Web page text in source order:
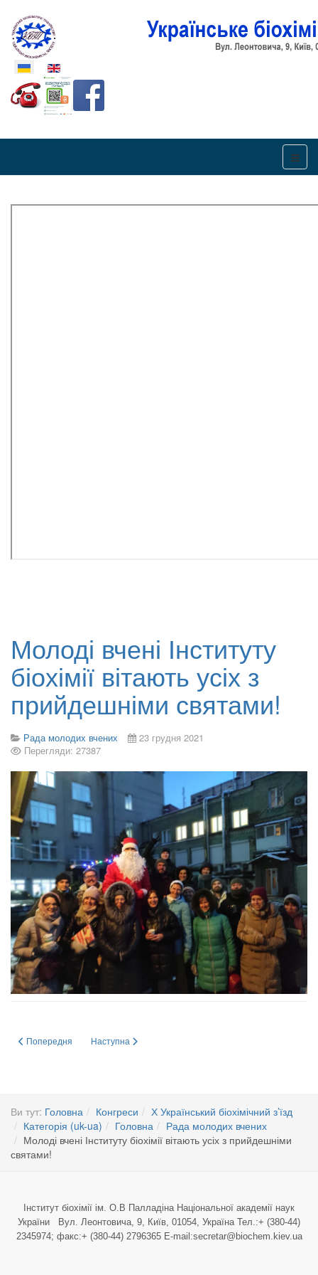
Оберіть свою мову
Молоді вчені Інституту
біохімії вітають усіх з
прийдешніми святами!
Рада молодих вчених
23 грудня 2021
Перегляди: 27387
Попередня стаття: Facebook
Попередня Наступна стаття: Конференцію-конкурс молодих вчених
Наступна
Ви тут: Головна Конгреси
Х Український біохімічний з’їзд
Категорія (uk-ua)
Головна
Рада молодих вчених
Молоді вчені Інституту біохімії вітають усіх з прийдешніми
святами!
Інститут біохімії ім. О.В Палладіна Національної академії наук
України Вул. Леонтовича, 9, Київ, 01054, Україна Тел.:+ (380-44)
2345974; факс:+ (380-44) 2796365 E-mail:secretar@biochem.kiev.ua